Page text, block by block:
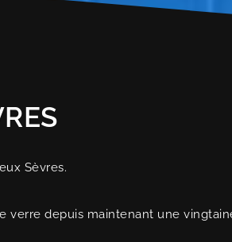
Sèvres.
verre depuis maintenant une